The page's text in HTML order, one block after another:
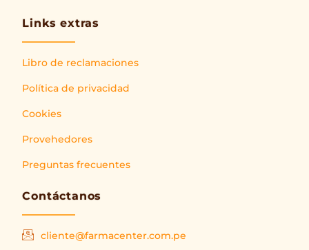
Links extras
Libro de reclamaciones
Política de privacidad
Cookies
Provehedores
Preguntas frecuentes
Contáctanos
cliente@farmacenter.com.pe